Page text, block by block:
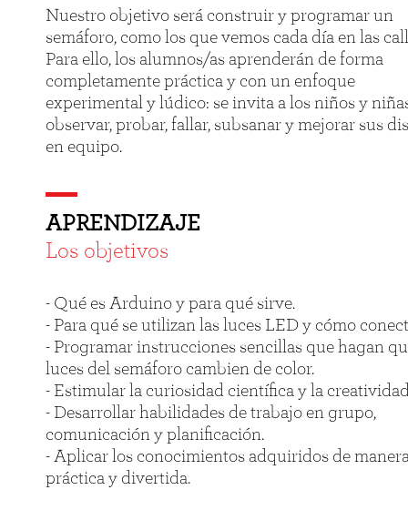
Nuestro objetivo será construir y programar un
semáforo, como los que vemos cada día en las
Para ello, los alumnos/as aprenderán de forma
completamente práctica y con un enfoque
experimental y lúdico: se invita a los niños y
observar, probar, fallar, subsanar y mejorar sus
en equipo.
APRENDIZAJE
Los objetivos
- Qué es Arduino y para qué sirve.
- Para qué se utilizan las luces LED y cómo
- Programar instrucciones sencillas que hagan
luces del semáforo cambien de color.
- Estimular la curiosidad científica y la
- Desarrollar habilidades de trabajo en grupo,
comunicación y planificación.
- Aplicar los conocimientos adquiridos de
práctica y divertida.